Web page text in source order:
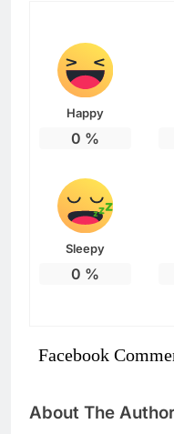
Happy
0 %
Sleepy
0 %
Facebook
About The Author